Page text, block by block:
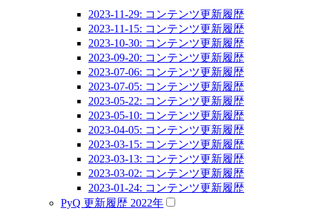
2023-11-29: コンテンツ更新履歴
2023-11-15: コンテンツ更新履歴
2023-10-30: コンテンツ更新履歴
2023-09-20: コンテンツ更新履歴
2023-07-06: コンテンツ更新履歴
2023-07-05: コンテンツ更新履歴
2023-05-22: コンテンツ更新履歴
2023-05-10: コンテンツ更新履歴
2023-04-05: コンテンツ更新履歴
2023-03-15: コンテンツ更新履歴
2023-03-13: コンテンツ更新履歴
2023-03-02: コンテンツ更新履歴
2023-01-24: コンテンツ更新履歴
PyQ 更新履歴 2022年